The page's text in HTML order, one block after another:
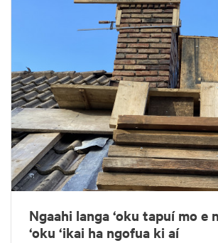
Ngaahi langa ‘oku tapuí mo e
‘oku ‘ikai ha ngofua ki aí